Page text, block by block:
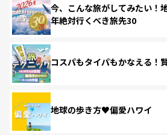
今、こんな旅がしてみたい！
年絶対行くべき旅先30
コスパもタイパもかなえる！
地球の歩き方♥偏愛ハワイ